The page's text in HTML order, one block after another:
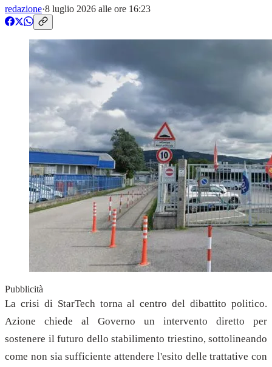
redazione·8 luglio 2026 alle ore 16:23
Pubblicità
La crisi di StarTech torna al centro del dibattito politico.
Azione chiede al Governo un intervento diretto per
sostenere il futuro dello stabilimento triestino, sottolineando
come non sia sufficiente attendere l'esito delle trattative con